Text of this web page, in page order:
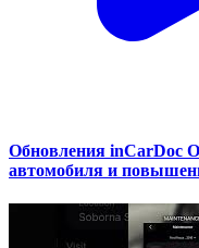
Обновления inCarDoc
автомобиля и